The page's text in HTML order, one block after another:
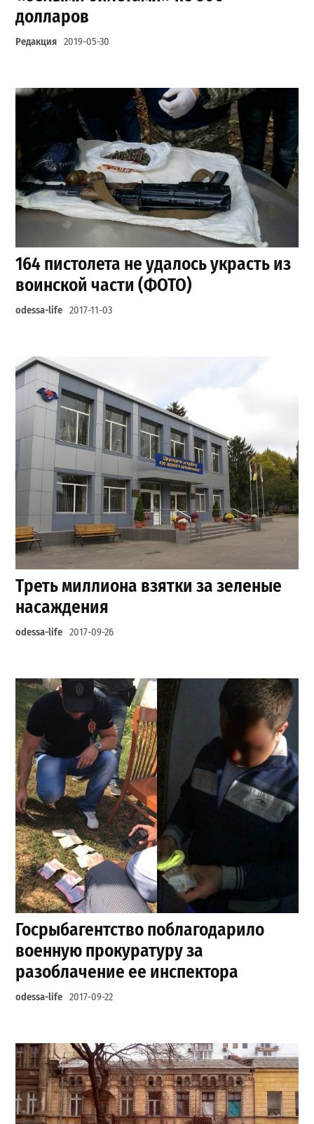
долларов
Редакция 2019-05-30
164 пистолета не удалось украсть из
воинской части (ФОТО)
odessa-life 2017-11-03
Треть миллиона взятки за зеленые
насаждения
odessa-life 2017-09-26
Госрыбагентство поблагодарило
военную прокуратуру за
разоблачение ее инспектора
odessa-life 2017-09-22